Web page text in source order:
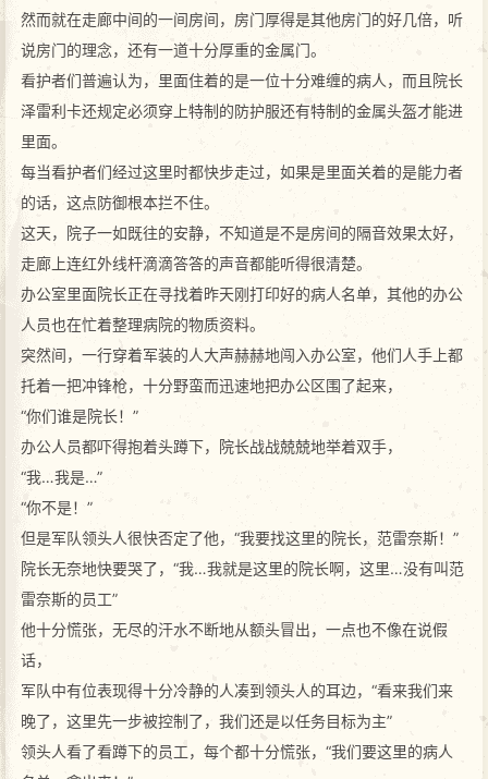
然而就在走廊中间的一间房间，房门厚得是其他房门的好几倍，听
说房门的理念，还有一道十分厚重的金属门。
看护者们普遍认为，里面住着的是一位十分难缠的病人，而且院长
泽雷利卡还规定必须穿上特制的防护服还有特制的金属头盔才能进
里面。
每当看护者们经过这里时都快步走过，如果是里面关着的是能力者
的话，这点防御根本拦不住。
这天，院子一如既往的安静，不知道是不是房间的隔音效果太好，
走廊上连红外线杆滴滴答答的声音都能听得很清楚。
办公室里面院长正在寻找着昨天刚打印好的病人名单，其他的办公
人员也在忙着整理病院的物质资料。
突然间，一行穿着军装的人大声赫赫地闯入办公室，他们人手上都
托着一把冲锋枪，十分野蛮而迅速地把办公区围了起来，
“你们谁是院长！”
办公人员都吓得抱着头蹲下，院长战战兢兢地举着双手，
“我…我是…”
“你不是！”
但是军队领头人很快否定了他，“我要找这里的院长，范雷奈斯！”
院长无奈地快要哭了，“我…我就是这里的院长啊，这里…没有叫范
雷奈斯的员工”
他十分慌张，无尽的汗水不断地从额头冒出，一点也不像在说假
话，
军队中有位表现得十分冷静的人凑到领头人的耳边，“看来我们来
晚了，这里先一步被控制了，我们还是以任务目标为主”
领头人看了看蹲下的员工，每个都十分慌张，“我们要这里的病人